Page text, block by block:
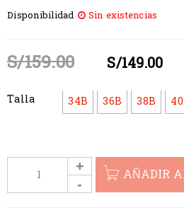
Disponibilidad Sin existencias
S/159.00 S/149.00
Talla 34B 36B 38B
AÑADIR